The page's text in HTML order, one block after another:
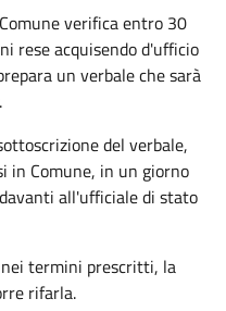
verifica entro 30
rese acquisendo d'ufficio
un verbale che sarà
del verbale,
in Comune, in un giorno
davanti all'ufficiale di stato
termini prescritti, la
rifarla.